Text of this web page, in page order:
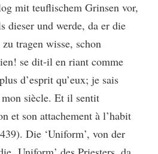
mit teuflischem Grinsen vor,
dieser und werde, da er die
tragen wisse, schon
se dit-il en riant comme
d’esprit qu’eux; je sais
siècle. Et il sentit
et son attachement à l’habit
Die ‘Uniform’, von der